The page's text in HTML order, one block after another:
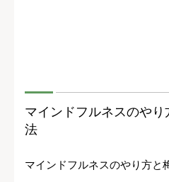
マインドフルネスのや
法
マインドフルネスのやり方と